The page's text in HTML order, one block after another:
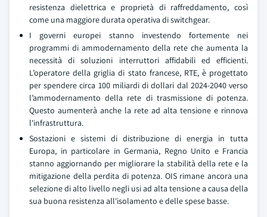
resistenza dielettrica e proprietà di raffreddamento, così
come una maggiore durata operativa di switchgear.
I governi europei stanno investendo fortemente nei
programmi di ammodernamento della rete che aumenta la
necessità di soluzioni interruttori affidabili ed efficienti.
L’operatore della griglia di stato francese, RTE, è progettato
per spendere circa 100 miliardi di dollari dal 2024-2040 verso
l’ammodernamento della rete di trasmissione di potenza.
Questo aumenterà anche la rete ad alta tensione e rinnova
l'infrastruttura.
Sostazioni e sistemi di distribuzione di energia in tutta
Europa, in particolare in Germania, Regno Unito e Francia
stanno aggiornando per migliorare la stabilità della rete e la
mitigazione della perdita di potenza. OIS rimane ancora una
selezione di alto livello negli usi ad alta tensione a causa della
sua buona resistenza all'isolamento e delle spese basse.